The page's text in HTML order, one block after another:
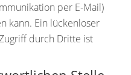
per E-Mail)
kann. Ein lückenloser
durch Dritte ist